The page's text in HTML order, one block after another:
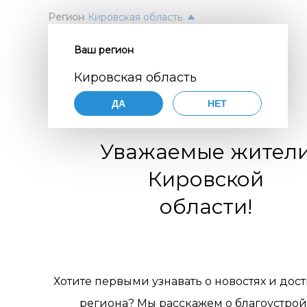
Регион Кировская область
Ваш регион
Кировская область
ДА НЕТ
Уважаемые
Кировской
области!
Хотите первыми узнавать о новостях и
региона? Мы расскажем о
Нажимая
по
Цели
1.